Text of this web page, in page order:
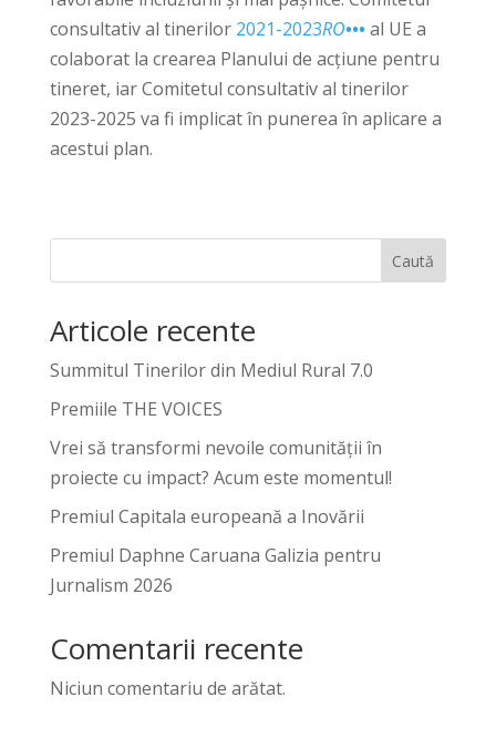
consultativ al tinerilor 2021-2023RO••• al UE a
colaborat la crearea Planului de acțiune pentru
tineret, iar Comitetul consultativ al tinerilor
2023-2025 va fi implicat în punerea în aplicare a
acestui plan.
Caută
Articole recente
Summitul Tinerilor din Mediul Rural 7.0
Premiile THE VOICES
Vrei să transformi nevoile comunității în
proiecte cu impact? Acum este momentul!
Premiul Capitala europeană a Inovării
Premiul Daphne Caruana Galizia pentru
Jurnalism 2026
Comentarii recente
Niciun comentariu de arătat.